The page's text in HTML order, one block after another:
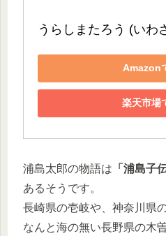
うらしまたろう (いわ
Amazon
楽天市場
浦島太郎の物語は 「浦島子
あるそうです。
長崎県の壱岐や、神奈川県
なんと海の無い長野県の木